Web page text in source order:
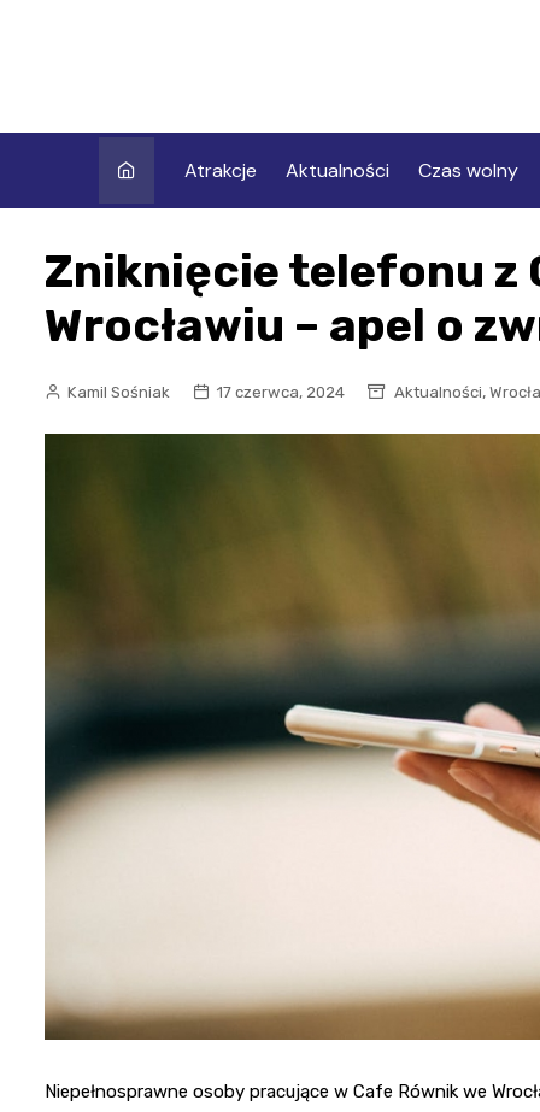
Atrakcje Aktualności Czas wolny
Zniknięcie telefonu z
Wrocławiu – apel o
Kamil Sośniak 17 czerwca, 2024 Aktualności,
Niepełnosprawne osoby pracujące w Cafe Równik we